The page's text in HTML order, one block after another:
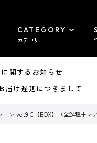
CATEGORY
カテゴリ
関するお知らせ
け遅延につきまして
ン vol.9 C【BOX】（全24種+レア